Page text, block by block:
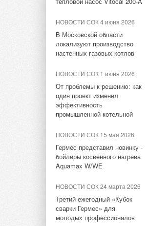
НОВОСТИ СОК 4 июня 2026
В Московской области
локализуют производство
настенных газовых котлов
НОВОСТИ СОК 1 июня 2026
От проблемы к решению: как
один проект изменил
эффективность
промышленной котельной
НОВОСТИ СОК 15 мая 2026
Гермес представил новинку -
бойлеры косвенного нагрева
Aquamax W/WE
НОВОСТИ СОК 24 марта 2026
Третий ежегодный «Кубок
сварки Гермес» для
молодых профессионалов
НОВОСТИ СОК 10 марта 2025
Новая разработка ДКМ —
котел серии GREYMAX
НОВОСТИ СОК 22 декабря
2023
открыл студенческое
конструкторское бюро в НИУ
«МЭИ»
НОВОСТИ СОК 6 декабря 2022
и НИУ «МЭИ» подписали
соглашение о
сотрудничестве
«Дорогобужкотломашу»
исполнилось 60 лет
ЖУРНАЛ СОК май 2022
вентиляторов НЕВАТОМ
типоразмером 11,2
НОВОСТИ СОК 8 июля 2026
Щиты НЕВАТОМ для
PDV
НОВОСТИ СОК 26 июня 2026
проектировщиков на сайте
НОВОСТИ СОК 4 июня 2026
отводы НЕВАТОМ
НОВОСТИ СОК 2 июня 2026
Модернизированные осевые